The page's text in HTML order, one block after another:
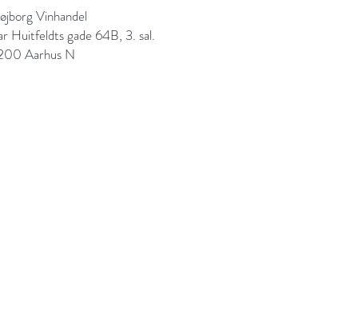
Vinhandel
Huitfeldts gade 64B, 3. sal.
Aarhus N